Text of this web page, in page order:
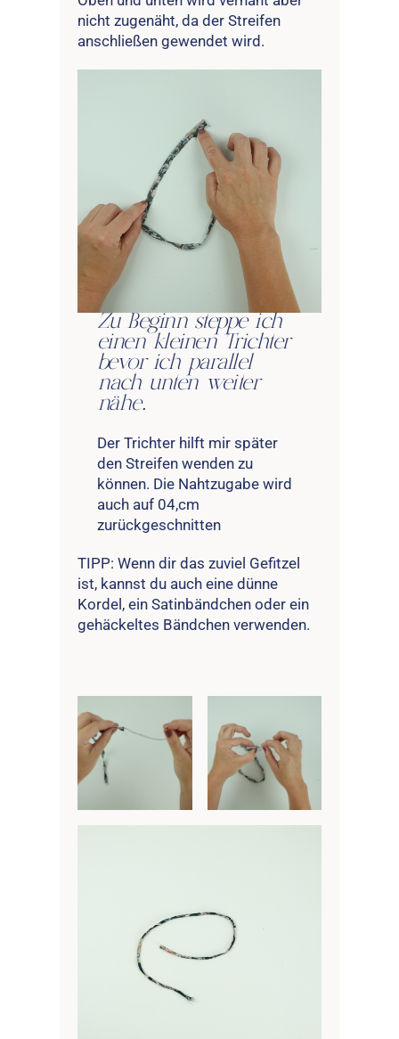
nicht zugenäht, da der Streifen
anschließen gewendet wird.
Zu Beginn steppe ich
einen kleinen Trichter
bevor ich parallel
nach unten weiter
nähe.
Der Trichter hilft mir später
den Streifen wenden zu
können. Die Nahtzugabe wird
auch auf 04,cm
zurückgeschnitten
TIPP: Wenn dir das zuviel Gefitzel
ist, kannst du auch eine dünne
Kordel, ein Satinbändchen oder ein
gehäckeltes Bändchen verwenden.